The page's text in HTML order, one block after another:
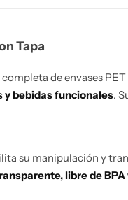
Tapa
de envases
y bebidas funcionales.
su manipulación y
libre de BPA